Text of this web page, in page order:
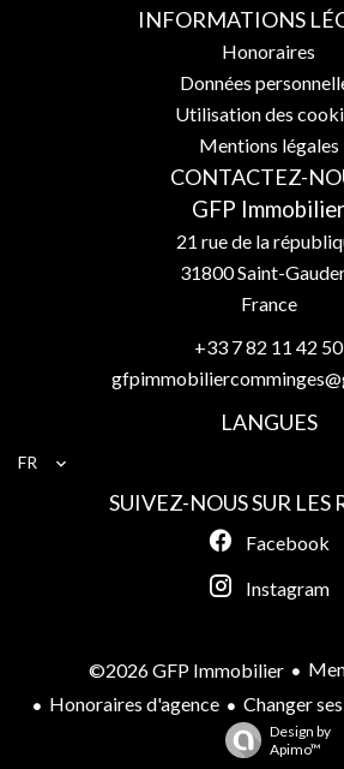
INFORMATIONS
Honoraires
Données
Utilisation des
Mentions légales
CONTACTEZ-
GFP Immobilier
21 rue de la
31800Saint-
France
+33 7 82 11 42 50
LANGUES
FR
SUIVEZ-NOUS SUR LES
Facebook
Instagram
©2026 GFP Immobilier
Honoraires d'agence
Changer
Design by
Apimo™